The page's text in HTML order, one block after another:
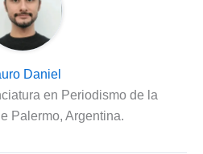
Daniel
en Periodismo de la
Palermo, Argentina.